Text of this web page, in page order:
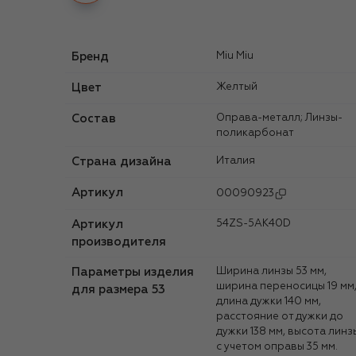
Бренд Miu Miu
Цвет Желтый
Состав
Оправа-металл; Линзы-
поликарбонат
Страна дизайна Италия
Артикул 00090923
Артикул
производителя
54ZS-5AK40D
Параметры изделия
для размера 53
Ширина линзы 53 мм,
ширина переносицы 19 мм,
длина дужки 140 мм,
расстояние от дужки до
дужки 138 мм, высота
с учетом оправы 35 мм.